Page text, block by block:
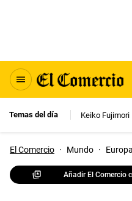
Temas del día Keiko Fujimori
El Comercio · Mundo · Europa
Añadir El Comercio